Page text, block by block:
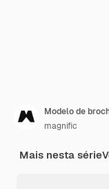
Modelo de
magnific
Mais nesta série